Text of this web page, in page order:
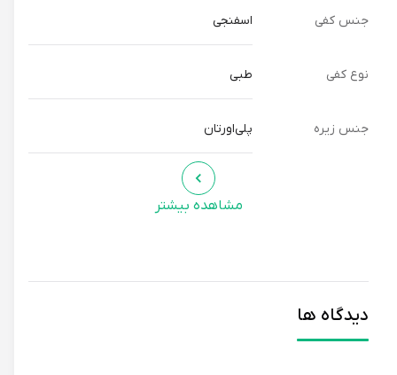
جنس کفی اسفنجی
نوع کفی
جنس زیره پلی‌اورتان
مشاهده بیشتر
دیدگاه ها